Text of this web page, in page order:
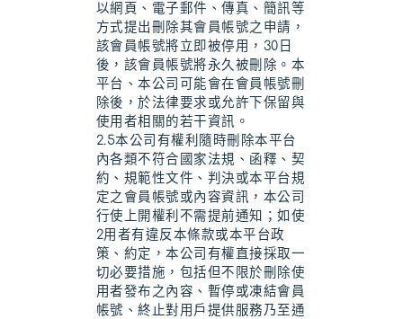
以網頁、電子郵件、傳真、簡訊等
方式提出刪除其會員帳號之申請，
該會員帳號將立即被停用，30日
後，該會員帳號將永久被刪除。本
平台、本公司可能會在會員帳號刪
除後，於法律要求或允許下保留與
使用者相關的若干資訊。
2.5本公司有權利隨時刪除本平台
內各類不符合國家法規、函釋、契
約、規範性文件、判決或本平台規
定之會員帳號或內容資訊，本公司
行使上開權利不需提前通知；如使
2用者有違反本條款或本平台政
策、約定，本公司有權直接採取一
切必要措施，包括但不限於刪除使
用者發布之內容、暫停或凍結會員
帳號、終止對用戶提供服務乃至通